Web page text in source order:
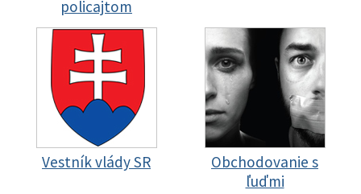
policajtom
Vestník vlády SR
Obchodovanie s
ľuďmi